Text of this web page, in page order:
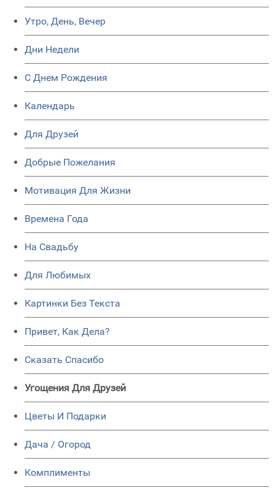
Утро, День, Вечер
Дни Недели
C Днем Рождения
Календарь
Для Друзей
Добрые Пожелания
Мотивация Для Жизни
Времена Года
На Свадьбу
Для Любимых
Картинки Без Текста
Привет, Как Дела?
Сказать Спасибо
Угощения Для Друзей
Цветы И Подарки
Дача / Огород
Комплименты